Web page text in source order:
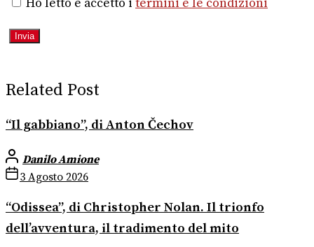
Ho letto e accetto i termini e le condizioni
Related Post
“Il gabbiano”, di Anton Čechov
Danilo Amione
3 Agosto 2026
“Odissea”, di Christopher Nolan. Il trionfo
dell’avventura, il tradimento del mito